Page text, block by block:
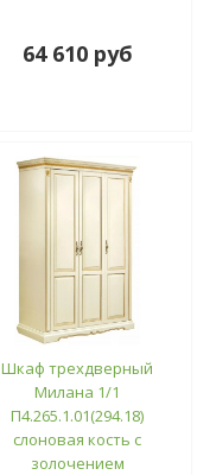
64 610 руб
Шкаф трехдверный
Милана 1/1
П4.265.1.01(294.18)
слоновая кость с
золочением